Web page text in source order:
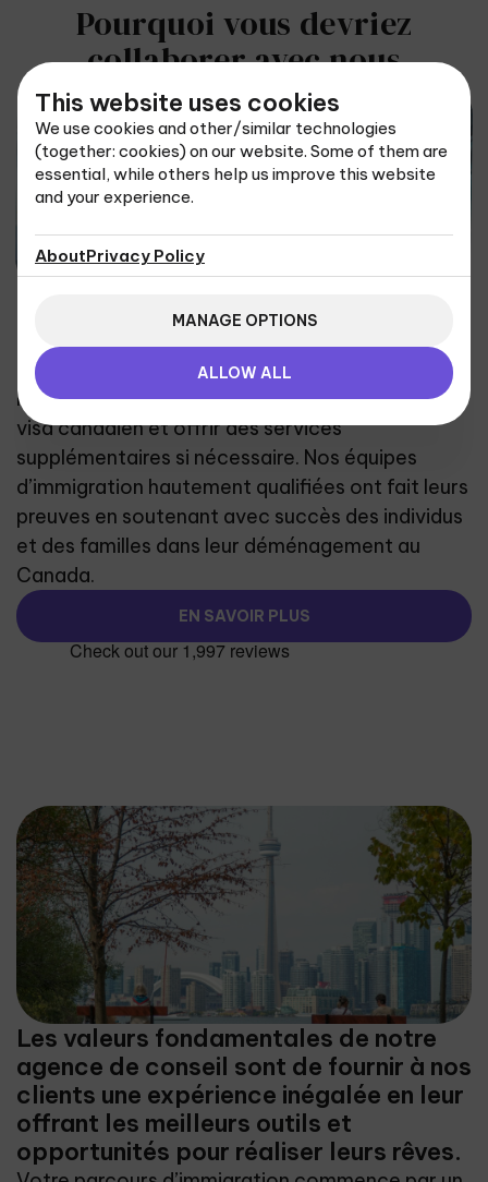
Pourquoi vous devriez
collaborer avec nous
Chez UIS Canada, nous maîtrisons les lignes
futurs immigrants.
Nous pouvons évaluer vos chances d’obtenir un
visa canadien et offrir des services
supplémentaires si nécessaire. Nos équipes
d’immigration hautement qualifiées ont fait leurs
preuves en soutenant avec succès des individus
et des familles dans leur déménagement au
Canada.
EN SAVOIR PLUS
Les valeurs fondamentales de notre
agence de conseil sont de fournir à nos
clients une expérience inégalée en leur
offrant les meilleurs outils et
opportunités pour réaliser leurs rêves.
This website uses cookies
We use cookies and other/similar technologies
(together: cookies) on our website. Some of them are
essential, while others help us improve this website
and your experience.
AboutPrivacy Policy
MANAGE OPTIONS
ALLOW ALL